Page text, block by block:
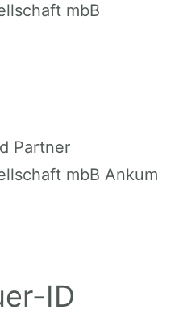
mbB
Partner
mbB Ankum
ID